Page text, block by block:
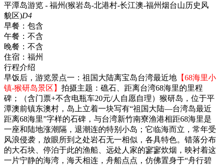
平潭岛游览 - 福州(猴岩岛-北港村-长江澳-福州烟台山历史风
貌区)D4
早餐： 包含
午餐： 不含
晚餐： 不含
住宿： 福州
行程介绍
早饭后，游览景点一：祖国大陆离宝岛台湾最近地 【68海里小
镇-猴研岛景区】 拍摄主题：礁石、距离台湾68海里的里程
碑；（含门票+不含电瓶车20元/人自愿自理）猴研岛，位于平
潭澳前镇东澳村，岛上立着一块写有“祖国大陆—台湾岛最近
距离68海里”字样的石碑，与台湾新竹南寮渔港相距68海里是
一座和陆地涨潮隔，退潮连的特别小岛；它临海而立，常年受
风浪侵袭，放眼所到之处岩石无一相似，各具特色。错落分布
的大石块、停泊于此的渔船、远处人家的寥寥炊烟，映衬着这
一片宁静的海湾，海天相连，舟船点点，仿佛置身于“舟行碧